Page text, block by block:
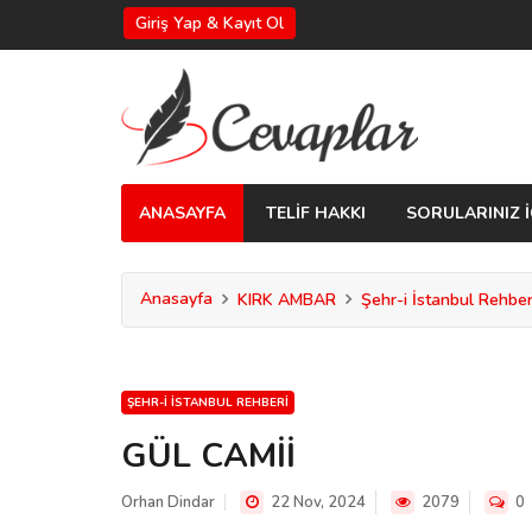
Giriş Yap & Kayıt Ol
ANASAYFA TELİF HAKKI SORULARINIZ
Anasayfa KIRK AMBAR Şehr-i İstanbul
ŞEHR-I İSTANBUL REHBERI
GÜL CAMİİ
Orhan Dindar 22 Nov, 2024 2079 0